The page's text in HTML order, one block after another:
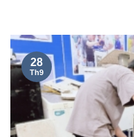
28
Th9